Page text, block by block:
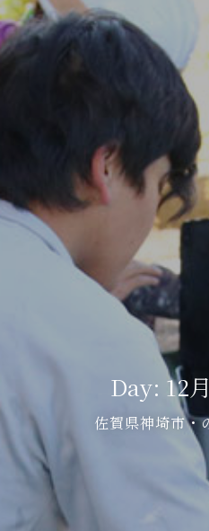
Day: 12
佐賀県神埼市・